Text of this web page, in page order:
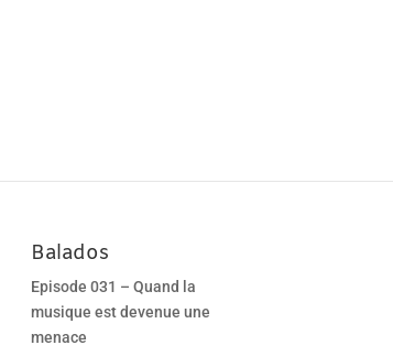
Balados
Episode 031 – Quand la
musique est devenue une
menace